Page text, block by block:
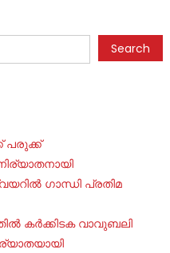
Search
പരുക്ക്
ഗാന്ധി പ്രതിമ
കർക്കിടക വാവുബലി